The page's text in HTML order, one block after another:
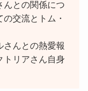
んとの関係につ
交流とトム・
さんとの熱愛報
トリアさん自身